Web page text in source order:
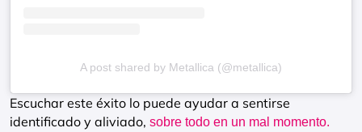
A post shared by Metallica (@metallica)
Escuchar este éxito lo puede ayudar a sentirse
identificado y aliviado, sobre todo en un mal momento.